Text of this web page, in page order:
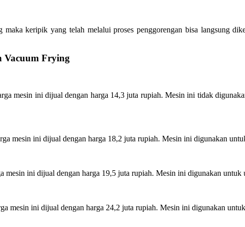
keripik yang telah melalui proses penggorengan bisa langsung
Vacuum Frying
mesin ini dijual dengan harga 14,3 juta rupiah. Mesin ini tidak
mesin ini dijual dengan harga 18,2 juta rupiah. Mesin ini digunakan
mesin ini dijual dengan harga 19,5 juta rupiah. Mesin ini digunakan untuk
mesin ini dijual dengan harga 24,2 juta rupiah. Mesin ini digunakan